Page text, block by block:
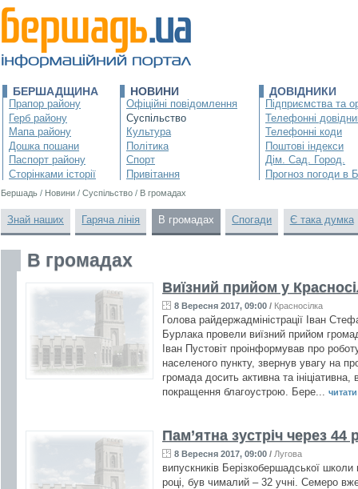
БЕРШАДЩИНА
Прапор району
Герб району
Мапа району
Дошка пошани
Паспорт району
Сторінками історії
НОВИНИ
Офіційні повідомлення
Суспільство
Культура
Політика
Спорт
Привітання
ДОВІДНИКИ
Підприємства та
Телефонні
Телефонні коди
Поштові індекси
Дім. Сад. Город.
Прогноз погоди в
Бершадь / Новини / Суспільство / В громадах
Знай наших Гаряча лінія В громадах Спогади Є така думка
В громадах
Виїзний прийом у
8 Вересня 2017, 09:00 / Красносілка
Голова райдержадміністрації Іван
Бурлака провели виїзний прийом
Іван Пустовіт проінформував про
населеного пункту, звернув увагу на
громада досить активна та
покращення благоустрою. Бере...
Пам’ятна зустріч через 44
8 Вересня 2017, 09:00 / Лугова
випускників Берізкобершадської
році, був чималий – 32 учні. Семеро